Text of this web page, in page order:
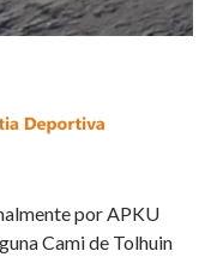
por APKU
Cami de Tolhuin